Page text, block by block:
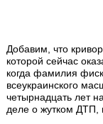
Добавим, что
которой сейчас
когда фамилия
всеукраинского
четырнадцать лет
деле о жутком ДТП,